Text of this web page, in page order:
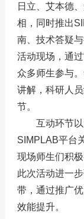
日立、艾本德
相，同时推出
南、技术答疑
活动现场，通
众多师生参与
讲解，科研人
节。
互动环节
SIMPLAB平台
现场师生们积
此次活动进一
带，通过推广
效能提升。